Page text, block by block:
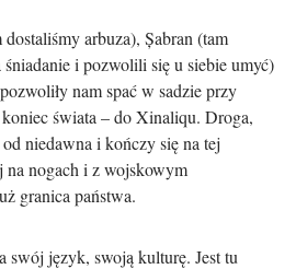
arbuza), Șabran (tam
i pozwolili się u siebie umyć)
nam spać w sadzie przy
świata – do Xinaliqu. Droga,
niedawna i kończy się na tej
na nogach i z wojskowym
granica państwa.
język, swoją kulturę. Jest tu